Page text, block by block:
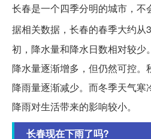
长春是一个四季分明的城市，不
据相关数据，长春的春季大约从3
初，降水量和降水日数相对较少
降水量逐渐增多，但仍然可控。
降雨量逐渐减少。而冬季天气寒
降雨对生活带来的影响较小。
长春现在下雨了吗?